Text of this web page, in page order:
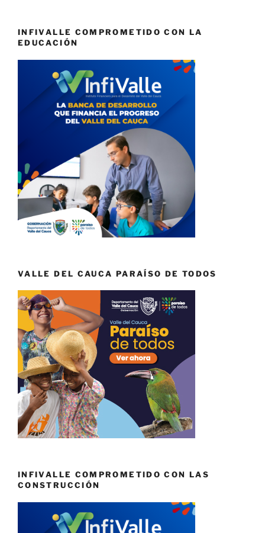
INFIVALLE COMPROMETIDO CON LA
EDUCACIÓN
VALLE DEL CAUCA PARAÍSO DE TODOS
INFIVALLE COMPROMETIDO CON LAS
CONSTRUCCIÓN